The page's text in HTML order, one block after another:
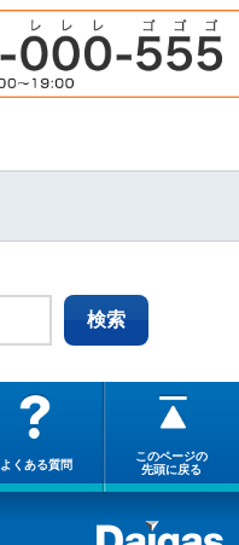
よくある質問
このページの
先頭に戻る